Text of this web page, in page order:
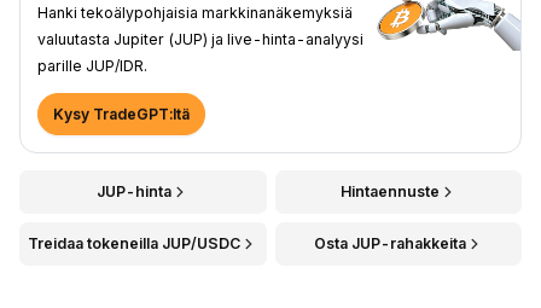
Hanki tekoälypohjaisia markkinanäkemyksiä
valuutasta Jupiter (JUP) ja live-hinta-analyysi
parille JUP/IDR.
Kysy TradeGPT:ltä
JUP-hinta Hintaennuste
Treidaa tokeneilla JUP/USDC Osta JUP-rahakkeita